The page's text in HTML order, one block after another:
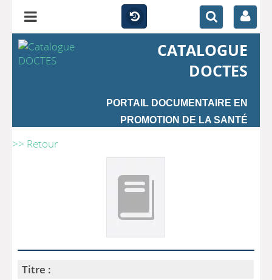
CATALOGUE
DOCTES
PORTAIL DOCUMENTAIRE EN
PROMOTION DE LA SANTÉ
>> Retour
Titre :